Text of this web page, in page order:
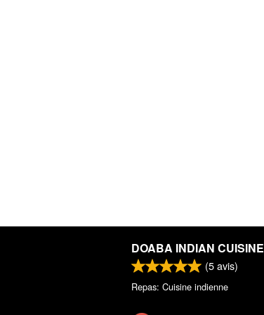
DOABA INDIAN CUISINE
(5avis)
Repas: Cuisine indienne